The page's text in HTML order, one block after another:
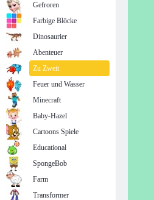
Gefroren
Farbige Blöcke
Dinosaurier
Abenteuer
Zu Zweit
Feuer und Wasser
Minecraft
Baby-Hazel
Cartoons Spiele
Educational
SpongeBob
Farm
Transformer